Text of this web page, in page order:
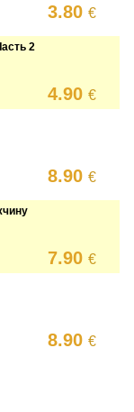
3.80€
2
4.90€
8.90€
7.90€
8.90€